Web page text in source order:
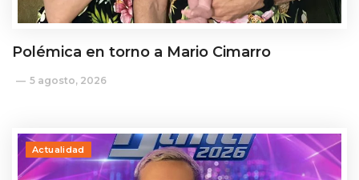
Polémica en torno a Mario Cimarro
5 agosto, 2026
Actualidad